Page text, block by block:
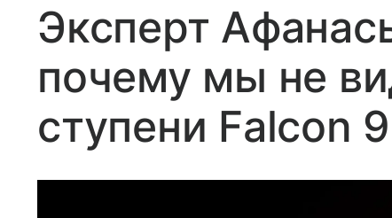
Эксперт
почему мы не
ступени Falcon